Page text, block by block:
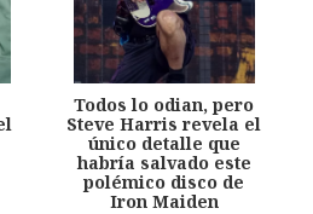
Todos lo odian, pero
Steve Harris revela el
único detalle que
habría salvado este
polémico disco de
Iron Maiden